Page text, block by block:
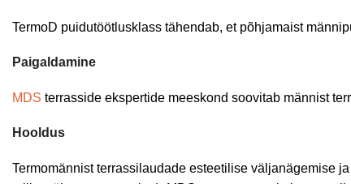
TermoD puidutöötlusklass tähendab, et põhjamaist
Paigaldamine
MDS terrasside ekspertide meeskond soovitab männist
Hooldus
Termomännist terrassilaudade esteetilise väljanägemise